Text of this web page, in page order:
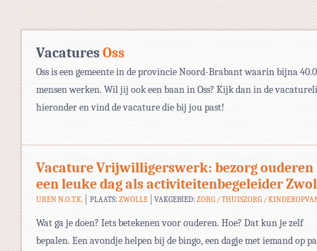
VacaturesOss
Oss is een gemeente in de provincie Noord-Brabant waarin bijna
mensen werken. Wil jij ook een baan in Oss? Kijk dan in de
hieronder en vind de vacature die bij jou past!
Vacature Vrijwilligerswerk: bezorg ouderen
een leuke dag als activiteitenbegeleider
UREN N.O.T.K. PLAATS: ZWOLLE VAKGEBIED:ZORG / THUISZORG /
Wat ga je doen? Iets betekenen voor ouderen. Hoe? Dat kun je zelf
bepalen. Een avondje helpen bij de bingo, een dagje met iemand op